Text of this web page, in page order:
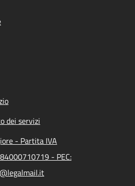
dei servizi
- Partita IVA
- PEC: